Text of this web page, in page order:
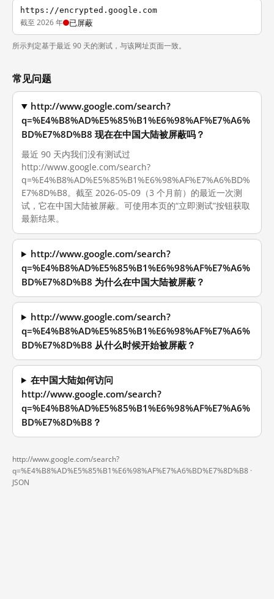
https://encrypted.google.com
截至 2026 年 已屏蔽
所示判定基于最近 90 天的测试，与该网址页面一致。
常见问题
http://www.google.com/search?
q=%E4%B8%AD%E5%85%B1%E6%98%AF%E7%A6%
BD%E7%8D%B8 现在在中国大陆被屏蔽吗？
最近 90 天内我们没有测试过
http://www.google.com/search?
q=%E4%B8%AD%E5%85%B1%E6%98%AF%E7%A6%BD%
E7%8D%B8。截至 2026-05-09（3 个月前）的最近一次测
试，它在中国大陆被屏蔽。可使用本页的“立即测试”按钮获取
最新结果。
http://www.google.com/search?
q=%E4%B8%AD%E5%85%B1%E6%98%AF%E7%A6%
BD%E7%8D%B8 为什么在中国大陆被屏蔽？
http://www.google.com/search?
q=%E4%B8%AD%E5%85%B1%E6%98%AF%E7%A6%
BD%E7%8D%B8 从什么时候开始被屏蔽？
在中国大陆如何访问
http://www.google.com/search?
q=%E4%B8%AD%E5%85%B1%E6%98%AF%E7%A6%
BD%E7%8D%B8？
http://www.google.com/search?
q=%E4%B8%AD%E5%85%B1%E6%98%AF%E7%A6%BD%E7%8D%B8 ·
JSON